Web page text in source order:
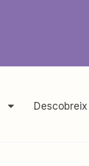
Descobreix